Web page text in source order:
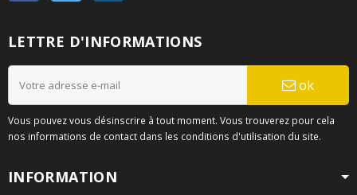
LETTRE D'INFORMATIONS
ok
Vous pouvez vous désinscrire à tout moment. Vous trouverez pour cela
nos informations de contact dans les conditions d'utilisation du site.
INFORMATION